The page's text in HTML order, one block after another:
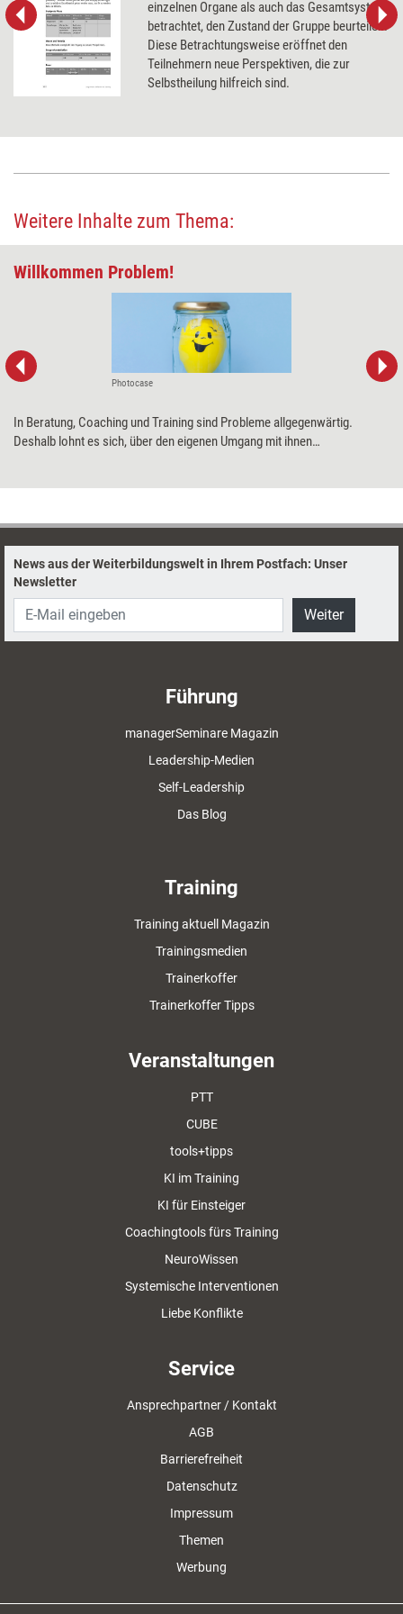
einzelnen Organe als auch das Gesamtsystem
betrachtet, den Zustand der Gruppe beurteilen.
Diese Betrachtungsweise eröffnet den
Teilnehmern neue Perspektiven, die zur
Selbstheilung hilfreich sind.
Weitere Inhalte zum Thema:
Willkommen Problem!
Photocase
In Beratung, Coaching und Training sind Probleme allgegenwärtig.
Deshalb lohnt es sich, über den eigenen Umgang mit ihnen
News aus der Weiterbildungswelt in Ihrem Postfach: Unser
Newsletter
Weiter
Führung
managerSeminare Magazin
Leadership-Medien
Self-Leadership
Das Blog
Training
Training aktuell Magazin
Trainingsmedien
Trainerkoffer
Trainerkoffer Tipps
Veranstaltungen
PTT
CUBE
tools+tipps
KI im Training
KI für Einsteiger
Coachingtools fürs Training
NeuroWissen
Systemische Interventionen
Liebe Konflikte
Service
Ansprechpartner / Kontakt
AGB
Barrierefreiheit
Datenschutz
Impressum
Themen
Werbung